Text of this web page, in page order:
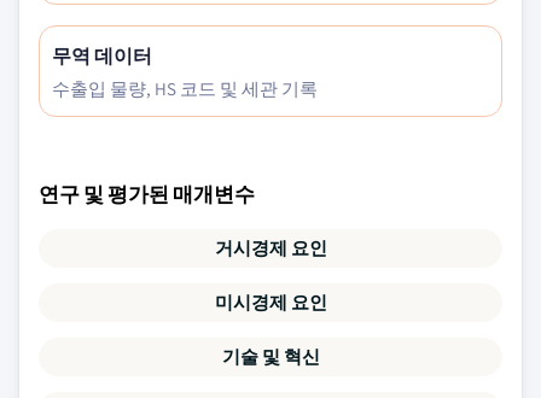
무역 데이터
수출입 물량, HS 코드 및 세관 기록
연구 및 평가된 매개변수
거시경제 요인
미시경제 요인
기술 및 혁신